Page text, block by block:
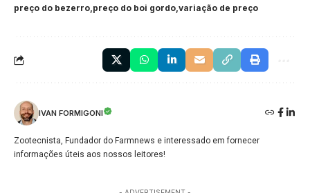
preço do bezerro preço do boi gordo variação de preço
IVAN FORMIGONI
Zootecnista, Fundador do Farmnews e interessado em fornecer
informações úteis aos nossos leitores!